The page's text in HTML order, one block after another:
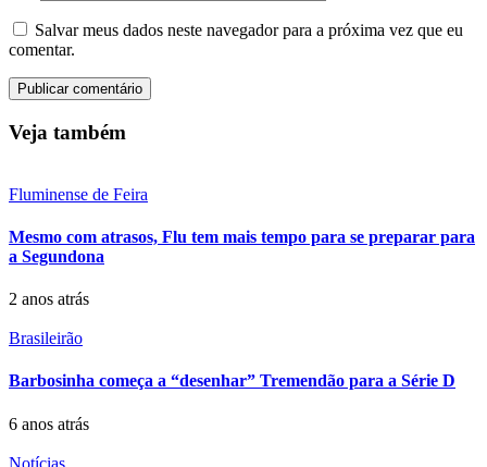
Salvar meus dados neste navegador para a próxima vez que eu
comentar.
Veja também
Fluminense de Feira
Mesmo com atrasos, Flu tem mais tempo para se preparar para
a Segundona
2 anos atrás
Brasileirão
Barbosinha começa a “desenhar” Tremendão para a Série D
6 anos atrás
Notícias